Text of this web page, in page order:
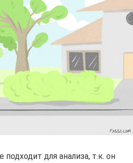
для анализа, т.к. он